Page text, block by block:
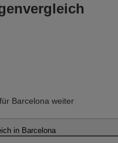
Barcelona weiter
in Barcelona